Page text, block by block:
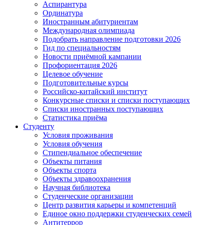
Аспирантура
Ординатура
Иностранным абитуриентам
Международная олимпиада
Подобрать направление подготовки 2026
Гид по специальностям
Новости приёмной кампании
Профориентация 2026
Целевое обучение
Подготовительные курсы
Российско-китайский институт
Конкурсные списки и списки поступающих
Списки иностранных поступающих
Статистика приёма
Студенту
Условия проживания
Условия обучения
Стипендиальное обеспечение
Объекты питания
Объекты спорта
Объекты здравоохранения
Научная библиотека
Студенческие организации
Центр развития карьеры и компетенций
Единое окно поддержки студенческих семей
Антитеррор